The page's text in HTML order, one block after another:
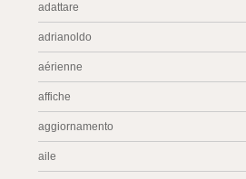
adattare
adrianoldo
aérienne
affiche
aggiornamento
aile